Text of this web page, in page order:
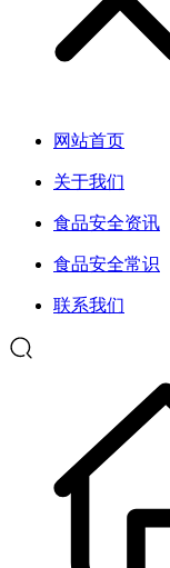
网站首页
关于我们
食品安全资讯
食品安全常识
联系我们